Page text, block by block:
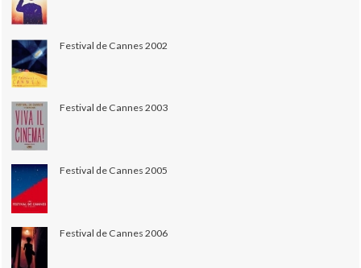
Festival de Cannes 2002
Festival de Cannes 2003
Festival de Cannes 2005
Festival de Cannes 2006